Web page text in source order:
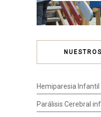
Hemiparesia Infantil
Parálisis Cerebral